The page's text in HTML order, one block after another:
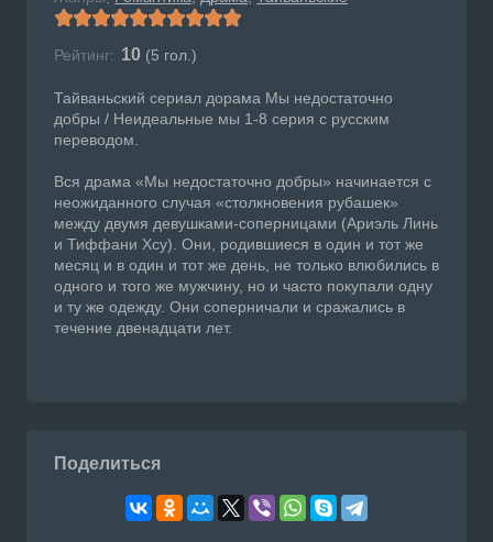
Рейтинг: 10 (5 гол.)
Тайваньский сериал дорама Мы недостаточно
добры / Неидеальные мы 1-8 серия с русским
переводом.
Вся драма «Мы недостаточно добры» начинается с
неожиданного случая «столкновения рубашек»
между двумя девушками-соперницами (Ариэль Линь
и Тиффани Хсу). Они, родившиеся в один и тот же
месяц и в один и тот же день, не только влюбились в
одного и того же мужчину, но и часто покупали одну
и ту же одежду. Они соперничали и сражались в
течение двенадцати лет.
Поделиться